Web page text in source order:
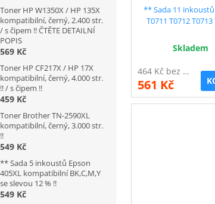
Toner HP W1350X / HP 135X
kompatibilní, černý, 2.400 str.
/ s čipem !! ČTĚTE DETAILNÍ
POPIS
569 Kč
Toner HP CF217X / HP 17X
kompatibilní, černý, 4.000 str.
!! / s čipem !!
459 Kč
Toner Brother TN-2590XL
kompatibilní, černý, 3.000 str.
!!
549 Kč
** Sada 5 inkoustů Epson
405XL kompatibilní BK,C,M,Y
se slevou 12 % !!
549 Kč
** Sada 11
T0711 T0712 T0713
Skladem
464 Kč bez DPH
561 Kč